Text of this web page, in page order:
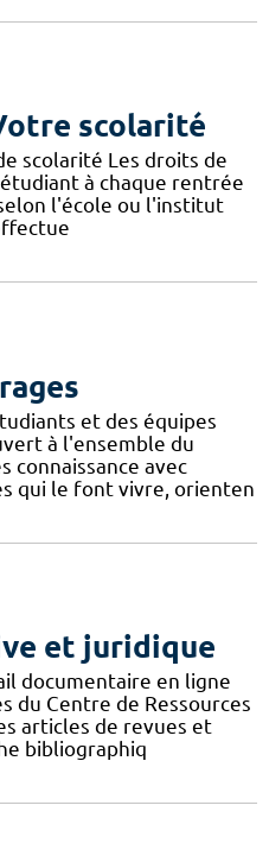
scolarité
scolarité Les droits de
à chaque rentrée
l'école ou l'institut
et des équipes
à l'ensemble du
connaissance avec
qui le font vivre, orienten
et juridique
documentaire en ligne
du Centre de Ressources
articles de revues et
bibliographiq